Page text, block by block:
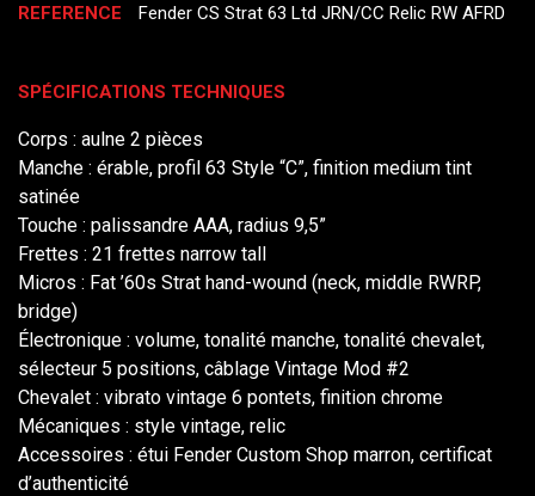
REFERENCE Fender CS Strat 63 Ltd JRN/CC Relic RW AFRD
SPÉCIFICATIONS TECHNIQUES
Corps : aulne 2 pièces
Manche : érable, profil 63 Style “C”, finition medium tint
satinée
Touche : palissandre AAA, radius 9,5”
Frettes : 21 frettes narrow tall
Micros : Fat ’60s Strat hand-wound (neck, middle RWRP,
bridge)
Électronique : volume, tonalité manche, tonalité chevalet,
sélecteur 5 positions, câblage Vintage Mod #2
Chevalet : vibrato vintage 6 pontets, finition chrome
Mécaniques : style vintage, relic
Accessoires : étui Fender Custom Shop marron, certificat
d’authenticité